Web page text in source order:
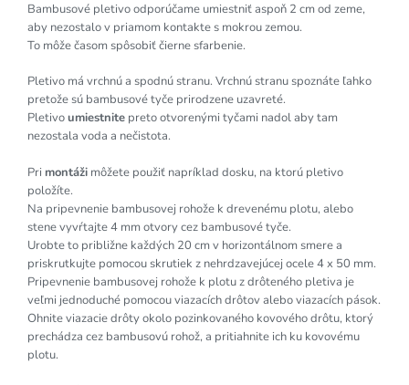
Bambusové pletivo odporúčame umiestniť aspoň 2 cm od zeme,
aby nezostalo v priamom kontakte s mokrou zemou.
To môže časom spôsobiť čierne sfarbenie.
Pletivo má vrchnú a spodnú stranu. Vrchnú stranu spoznáte ľahko
pretože sú bambusové tyče prirodzene uzavreté.
Pletivoumiestnite preto otvorenými tyčami nadol aby tam
nezostala voda a nečistota.
Pri montáži môžete použiť napríklad dosku, na ktorú pletivo
položíte.
Na pripevnenie bambusovej rohože k drevenému plotu, alebo
stene vyvŕtajte 4 mm otvory cez bambusové tyče.
Urobte to približne každých 20 cm v horizontálnom smere a
priskrutkujte pomocou skrutiek z nehrdzavejúcej ocele 4 x 50 mm.
Pripevnenie bambusovej rohože k plotu z drôteného pletiva je
veľmi jednoduché pomocou viazacích drôtov alebo viazacích pások.
Ohnite viazacie drôty okolo pozinkovaného kovového drôtu, ktorý
prechádza cez bambusovú rohož, a pritiahnite ich ku kovovému
plotu.